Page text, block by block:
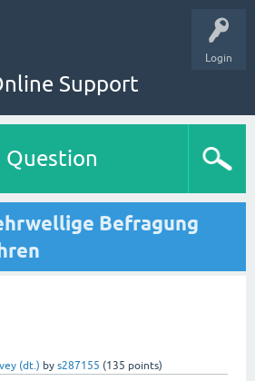
Login
Support
Question
Befragung
(dt.) by s287155 (135 points)